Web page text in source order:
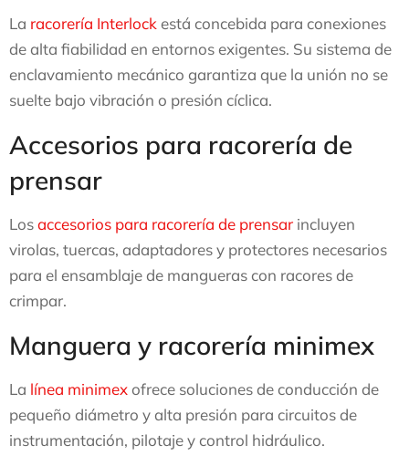
La racorería Interlockestá concebida para conexiones
de alta fiabilidad en entornos exigentes. Su sistema de
enclavamiento mecánico garantiza que la unión no se
suelte bajo vibración o presión cíclica.
Accesorios para racorería de
prensar
Losaccesorios para racorería de prensar incluyen
virolas, tuercas, adaptadores y protectores necesarios
para el ensamblaje de mangueras con racores de
crimpar.
Manguera y racorería minimex
La línea minimexofrece soluciones de conducción de
pequeño diámetro y alta presión para circuitos de
instrumentación, pilotaje y control hidráulico.